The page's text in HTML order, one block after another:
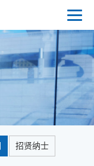
招贤纳士